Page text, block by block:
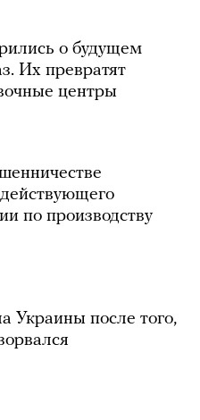
о будущем
Их превратят
центры
по производству
Украины после того,